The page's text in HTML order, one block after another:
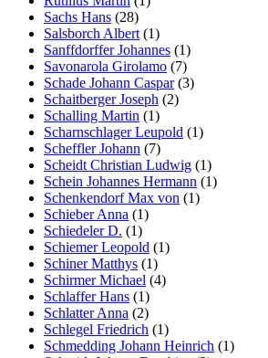
Sachs Hans (28)
Salsborch Albert (1)
Sanffdorffer Johannes (1)
Savonarola Girolamo (7)
Schade Johann Caspar(3)
Schaitberger Joseph (2)
Schalling Martin (1)
Scharnschlager Leupold (1)
Scheffler Johann (7)
Scheidt Christian Ludwig (1)
Schein Johannes Hermann (1)
Schenkendorf Max von (1)
Schieber Anna (1)
Schiedeler D. (1)
Schiemer Leopold (1)
Schiner Matthys (1)
Schirmer Michael (4)
Schlaffer Hans (1)
Schlatter Anna (2)
Schlegel Friedrich (1)
Schmedding Johann Heinrich (1)